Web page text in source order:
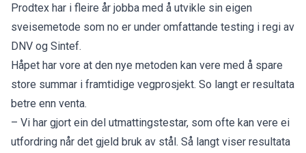
Prodtex har i fleire år jobba med å utvikle sin eigen
sveisemetode som no er under omfattande testing i regi av
DNV og Sintef.
Håpet har vore at den nye metoden kan vere med å spare
store summar i framtidige vegprosjekt. So langt er resultata
betre enn venta.
– Vi har gjort ein del utmattingstestar, som ofte kan vere ei
utfordring når det gjeld bruk av stål. Så langt viser resultata